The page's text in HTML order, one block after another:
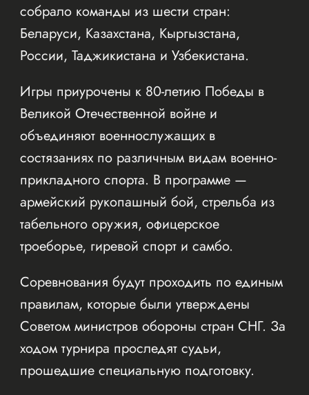
собрало команды из шести стран:
Беларуси, Казахстана, Кыргызстана,
России, Таджикистана и Узбекистана.
Игры приурочены к 80-летию Победы в
Великой Отечественной войне и
объединяют военнослужащих в
состязаниях по различным видам военно-
прикладного спорта. В программе —
армейский рукопашный бой, стрельба из
табельного оружия, офицерское
троеборье, гиревой спорт и самбо.
Соревнования будут проходить по единым
правилам, которые были утверждены
Советом министров обороны стран СНГ. За
ходом турнира проследят судьи,
прошедшие специальную подготовку.